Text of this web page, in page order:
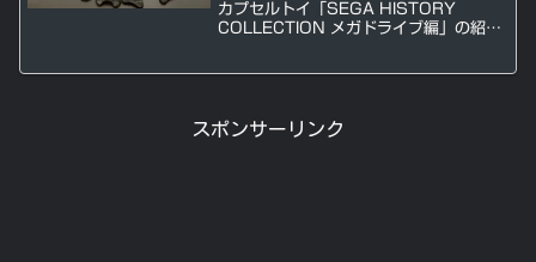
カプセルトイ「SEGA HISTORY
COLLECTION メガドライブ編」の紹介
スポンサーリンク